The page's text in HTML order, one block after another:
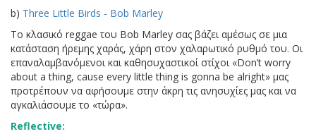
b) Three Little Birds - Bob Marley
Το κλασικό reggae του Bob Marley σας βάζει αμέσως σε μια
κατάσταση ήρεμης χαράς, χάρη στον χαλαρωτικό ρυθμό του. Οι
επαναλαμβανόμενοι και καθησυχαστικοί στίχοι «Don’t worry
about a thing, cause every little thing is gonna be alright» μας
προτρέπουν να αφήσουμε στην άκρη τις ανησυχίες μας και να
αγκαλιάσουμε το «τώρα».
Reflective: